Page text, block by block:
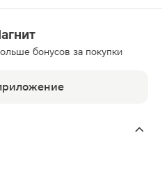
бонусов за покупки